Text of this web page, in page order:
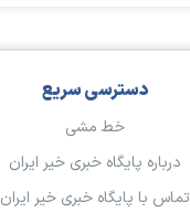
دسترسی سریع
خط مشی
درباره پایگاه خبری خیر ایران
تماس با پایگاه خبری خیر ایران